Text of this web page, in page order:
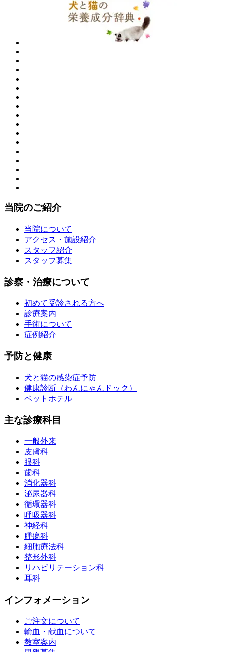
当院のご紹介
当院について
アクセス・施設紹介
スタッフ紹介
スタッフ募集
診察・治療について
初めて受診される方へ
診療案内
手術について
症例紹介
予防と健康
犬と猫の感染症予防
健康診断（わんにゃんドック）
ペットホテル
主な診療科目
一般外来
皮膚科
眼科
歯科
消化器科
泌尿器科
循環器科
呼吸器科
神経科
腫瘍科
細胞療法科
整形外科
リハビリテーション科
耳科
インフォメーション
ご注文について
輸血・献血について
教室案内